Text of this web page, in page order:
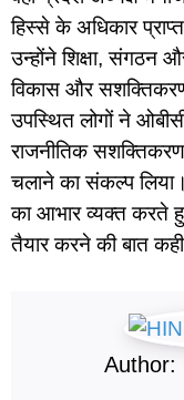
हिस्से के अधिकार
उन्होंने शिक्षा, संगठन
विकास और
उपस्थित लोगों ने
राजनीतिक
चलाने का संकल्प
का आभार व्यक्त करते
तैयार करने की बात
Author: